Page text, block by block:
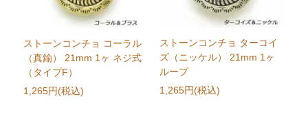
ストーンコンチョ コーラル
（真鍮） 21mm 1ヶ ネジ式
（タイプF）
1,265円(税込)
ストーンコンチョ ターコイ
ズ（ニッケル） 21mm 1ヶ
ループ
1,265円(税込)